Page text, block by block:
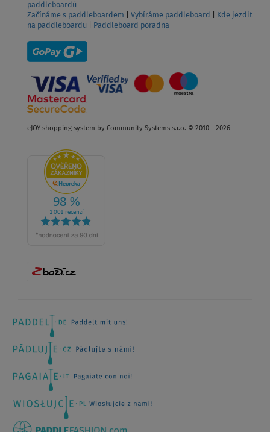
paddleboardů
Začínáme s paddleboardem
Vybíráme paddleboard
Kde jezdit
na paddleboardu
Paddleboard poradna
eJOY shopping system by Community Systems s.r.o. © 2010 - 2026